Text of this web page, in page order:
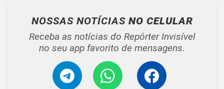
NOSSAS NOTÍCIAS NO CELULAR
Receba as notícias do Repórter Invisível
no seu app favorito de mensagens.